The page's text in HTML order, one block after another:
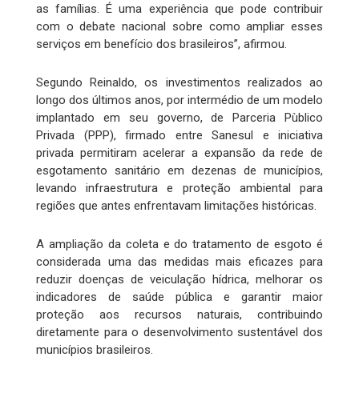
as famílias. É uma experiência que pode contribuir
com o debate nacional sobre como ampliar esses
serviços em benefício dos brasileiros”, afirmou.
Segundo Reinaldo, os investimentos realizados ao
longo dos últimos anos, por intermédio de um modelo
implantado em seu governo, de Parceria Pùblico
Privada (PPP), firmado entre Sanesul e iniciativa
privada permitiram acelerar a expansão da rede de
esgotamento sanitário em dezenas de municípios,
levando infraestrutura e proteção ambiental para
regiões que antes enfrentavam limitações históricas.
A ampliação da coleta e do tratamento de esgoto é
considerada uma das medidas mais eficazes para
reduzir doenças de veiculação hídrica, melhorar os
indicadores de saúde pública e garantir maior
proteção aos recursos naturais, contribuindo
diretamente para o desenvolvimento sustentável dos
municípios brasileiros.